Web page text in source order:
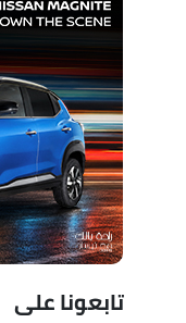
تابعونا على